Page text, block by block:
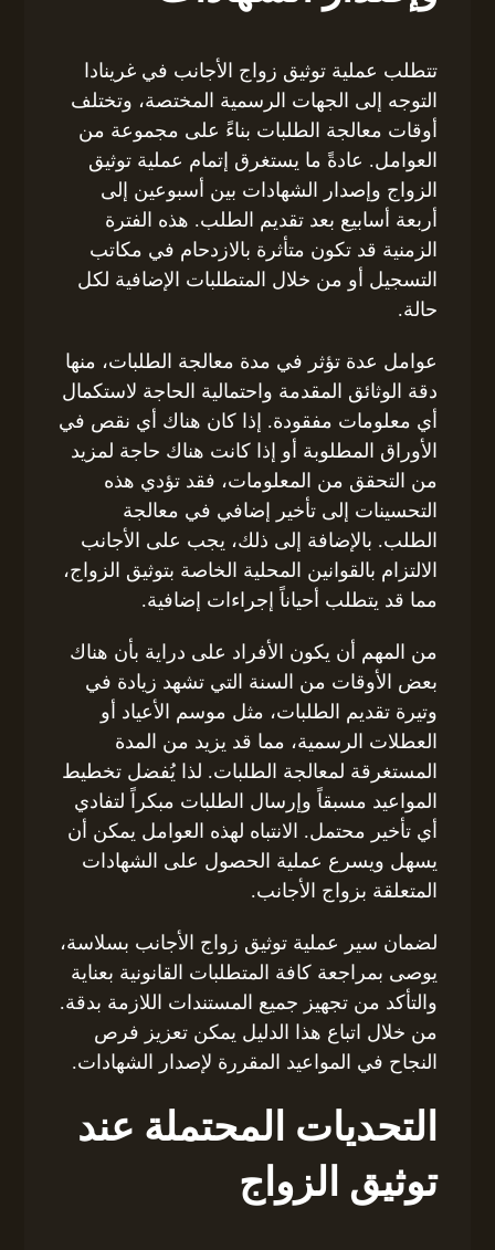
تتطلب عملية توثيق زواج الأجانب في غرينادا
التوجه إلى الجهات الرسمية المختصة، وتختلف
أوقات معالجة الطلبات بناءً على مجموعة من
العوامل. عادةً ما يستغرق إتمام عملية توثيق
الزواج وإصدار الشهادات بين أسبوعين إلى
أربعة أسابيع بعد تقديم الطلب. هذه الفترة
الزمنية قد تكون متأثرة بالازدحام في مكاتب
التسجيل أو من خلال المتطلبات الإضافية لكل
حالة.
عوامل عدة تؤثر في مدة معالجة الطلبات، منها
دقة الوثائق المقدمة واحتمالية الحاجة لاستكمال
أي معلومات مفقودة. إذا كان هناك أي نقص في
الأوراق المطلوبة أو إذا كانت هناك حاجة لمزيد
من التحقق من المعلومات، فقد تؤدي هذه
التحسينات إلى تأخير إضافي في معالجة
الطلب. بالإضافة إلى ذلك، يجب على الأجانب
الالتزام بالقوانين المحلية الخاصة بتوثيق الزواج،
مما قد يتطلب أحياناً إجراءات إضافية.
من المهم أن يكون الأفراد على دراية بأن هناك
بعض الأوقات من السنة التي تشهد زيادة في
وتيرة تقديم الطلبات، مثل موسم الأعياد أو
العطلات الرسمية، مما قد يزيد من المدة
المستغرقة لمعالجة الطلبات. لذا يُفضل تخطيط
المواعيد مسبقاً وإرسال الطلبات مبكراً لتفادي
أي تأخير محتمل. الانتباه لهذه العوامل يمكن أن
يسهل ويسرع عملية الحصول على الشهادات
المتعلقة بزواج الأجانب.
لضمان سير عملية توثيق زواج الأجانب بسلاسة،
يوصى بمراجعة كافة المتطلبات القانونية بعناية
والتأكد من تجهيز جميع المستندات اللازمة بدقة.
من خلال اتباع هذا الدليل يمكن تعزيز فرص
النجاح في المواعيد المقررة لإصدار الشهادات.
التحديات المحتملة عند
توثيق الزواج